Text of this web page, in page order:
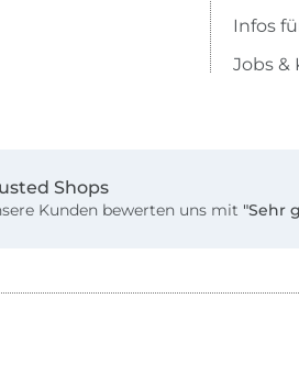
Infos
Jobs &
Shops
Kunden bewerten uns mit "Sehr